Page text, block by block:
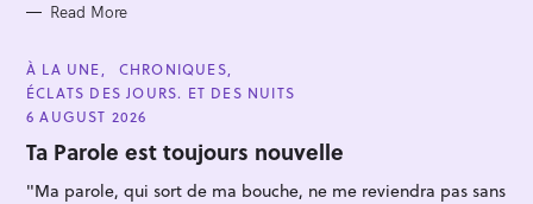
Read More
C
A
T
E
G
O
R
E
À LA UNE
CHRONIQUES
ÉCLATS DES JOURS. ET DES NUITS
6 AUGUST 2026
Ta Parole est toujours nouvelle
"Ma parole, qui sort de ma bouche, ne me reviendra pas sans
e
a
r
c
h